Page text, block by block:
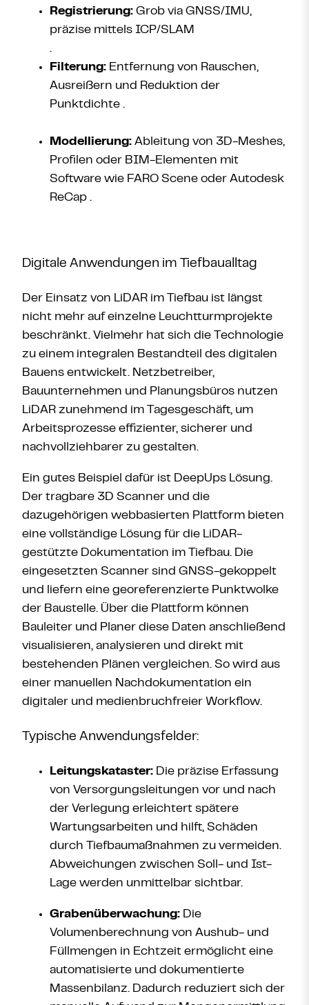
Registrierung: Grob via GNSS/IMU,
präzise mittels ICP/SLAM
.
Filterung: Entfernung von Rauschen,
Ausreißern und Reduktion der
Punktdichte .
Modellierung: Ableitung von 3D-Meshes,
Profilen oder BIM-Elementen mit
Software wie FARO Scene oder Autodesk
ReCap .
Digitale Anwendungen im Tiefbaualltag
Der Einsatz von LiDAR im Tiefbau ist längst
nicht mehr auf einzelne Leuchtturmprojekte
beschränkt. Vielmehr hat sich die Technologie
zu einem integralen Bestandteil des digitalen
Bauens entwickelt. Netzbetreiber,
Bauunternehmen und Planungsbüros nutzen
LiDAR zunehmend im Tagesgeschäft, um
Arbeitsprozesse effizienter, sicherer und
nachvollziehbarer zu gestalten.
Ein gutes Beispiel dafür ist DeepUps Lösung.
Der tragbare 3D Scanner und die
dazugehörigen webbasierten Plattform bieten
eine vollständige Lösung für die LiDAR-
gestützte Dokumentation im Tiefbau. Die
eingesetzten Scanner sind GNSS-gekoppelt
und liefern eine georeferenzierte Punktwolke
der Baustelle. Über die Plattform können
Bauleiter und Planer diese Daten anschließend
visualisieren, analysieren und direkt mit
bestehenden Plänen vergleichen. So wird aus
einer manuellen Nachdokumentation ein
digitaler und medienbruchfreier Workflow.
Typische Anwendungsfelder:
Leitungskataster: Die präzise Erfassung
von Versorgungsleitungen vor und nach
der Verlegung erleichtert spätere
Wartungsarbeiten und hilft, Schäden
durch Tiefbaumaßnahmen zu vermeiden.
Abweichungen zwischen Soll- und Ist-
Lage werden unmittelbar sichtbar.
Grabenüberwachung: Die
Volumenberechnung von Aushub- und
Füllmengen in Echtzeit ermöglicht eine
automatisierte und dokumentierte
Massenbilanz. Dadurch reduziert sich der